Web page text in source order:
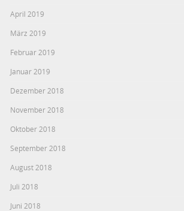
April 2019
März 2019
Februar 2019
Januar 2019
Dezember 2018
November 2018
Oktober 2018
September 2018
August 2018
Juli 2018
Juni 2018